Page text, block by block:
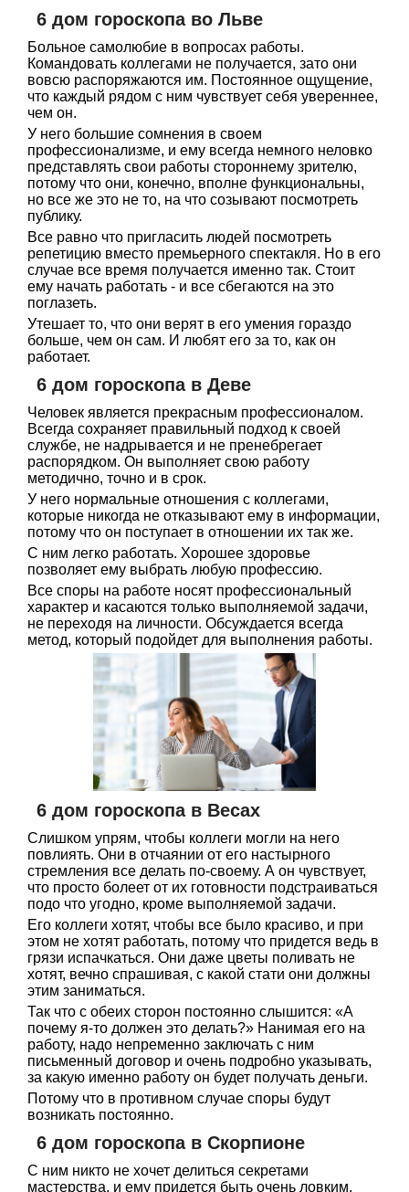
6 дом гороскопа во Льве
Больное самолюбие в вопросах работы.
Командовать коллегами не получается, зато они
вовсю распоряжаются им. Постоянное ощущение,
что каждый рядом с ним чувствует себя увереннее,
чем он.
У него большие сомнения в своем
профессионализме, и ему всегда немного неловко
представлять свои работы стороннему зрителю,
потому что они, конечно, вполне функциональны,
но все же это не то, на что созывают посмотреть
публику.
Все равно что пригласить людей посмотреть
репетицию вместо премьерного спектакля. Но в его
случае все время получается именно так. Стоит
ему начать работать - и все сбегаются на это
поглазеть.
Утешает то, что они верят в его умения гораздо
больше, чем он сам. И любят его за то, как он
работает.
6 дом гороскопа в Деве
Человек является прекрасным профессионалом.
Всегда сохраняет правильный подход к своей
службе, не надрывается и не пренебрегает
распорядком. Он выполняет свою работу
методично, точно и в срок.
У него нормальные отношения с коллегами,
которые никогда не отказывают ему в информации,
потому что он поступает в отношении их так же.
С ним легко работать. Хорошее здоровье
позволяет ему выбрать любую профессию.
Все споры на работе носят профессиональный
характер и касаются только выполняемой задачи,
не переходя на личности. Обсуждается всегда
метод, который подойдет для выполнения работы.
6 дом гороскопа в Весах
Слишком упрям, чтобы коллеги могли на него
повлиять. Они в отчаянии от его настырного
стремления все делать по-своему. А он чувствует,
что просто болеет от их готовности подстраиваться
подо что угодно, кроме выполняемой задачи.
Его коллеги хотят, чтобы все было красиво, и при
этом не хотят работать, потому что придется ведь в
грязи испачкаться. Они даже цветы поливать не
хотят, вечно спрашивая, с какой стати они должны
этим заниматься.
Так что с обеих сторон постоянно слышится: «А
почему я-то должен это делать?» Нанимая его на
работу, надо непременно заключать с ним
письменный договор и очень подробно указывать,
за какую именно работу он будет получать деньги.
Потому что в противном случае споры будут
возникать постоянно.
6 дом гороскопа в Скорпионе
С ним никто не хочет делиться секретами
мастерства, и ему придется быть очень ловким,